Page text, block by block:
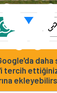
daha
tercih